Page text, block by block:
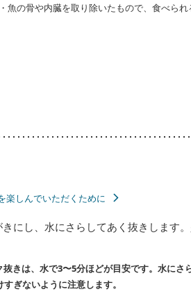
魚の骨や内臓を取り除いたもので、食べられ
楽しんでいただくために
にし、水にさらしてあく抜きします
抜きは、水で3〜5分ほどが目安です。水に
すぎないように注意します。